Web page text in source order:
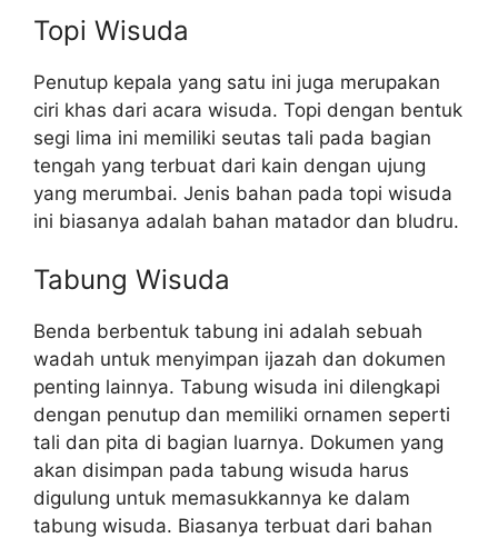
Topi Wisuda
Penutup kepala yang satu ini juga merupakan
ciri khas dari acara wisuda. Topi dengan bentuk
segi lima ini memiliki seutas tali pada bagian
tengah yang terbuat dari kain dengan ujung
yang merumbai. Jenis bahan pada topi wisuda
ini biasanya adalah bahan matador dan bludru.
Tabung Wisuda
Benda berbentuk tabung ini adalah sebuah
wadah untuk menyimpan ijazah dan dokumen
penting lainnya. Tabung wisuda ini dilengkapi
dengan penutup dan memiliki ornamen seperti
tali dan pita di bagian luarnya. Dokumen yang
akan disimpan pada tabung wisuda harus
digulung untuk memasukkannya ke dalam
tabung wisuda. Biasanya terbuat dari bahan